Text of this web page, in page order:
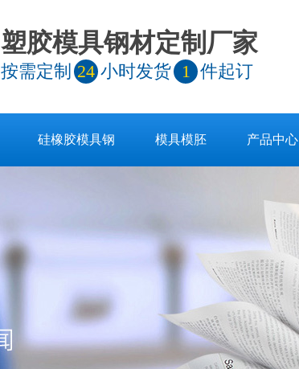
塑胶模具钢材定制厂家
按需定制 24 小时发货 1 件起订
硅橡胶模具钢 模具模胚 产品中心